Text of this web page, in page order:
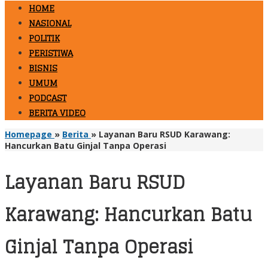
HOME
NASIONAL
POLITIK
PERISTIWA
BISNIS
UMUM
PODCAST
BERITA VIDEO
Homepage » Berita » Layanan Baru RSUD Karawang:
Hancurkan Batu Ginjal Tanpa Operasi
Layanan Baru RSUD
Karawang: Hancurkan Batu
Ginjal Tanpa Operasi